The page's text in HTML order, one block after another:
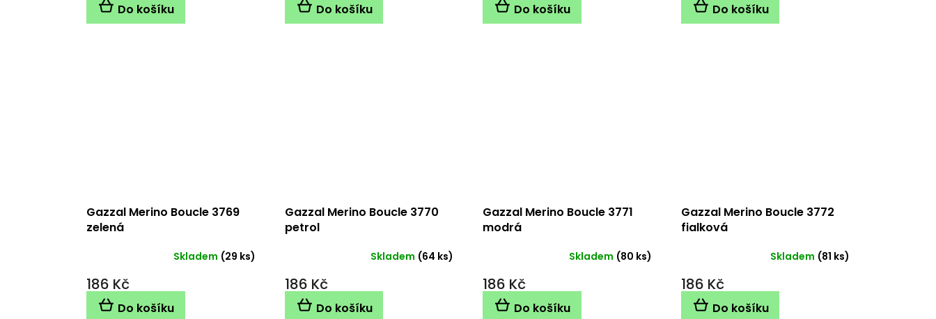
Do košíku Do košíku Do košíku Do košíku
Gazzal Merino Boucle 3769
zelená
Skladem (29 ks)
186 Kč
Do košíku
Gazzal Merino Boucle 3770
petrol
Skladem (64 ks)
186 Kč
Do košíku
Gazzal Merino Boucle 3771
modrá
Skladem (80 ks)
186 Kč
Do košíku
Gazzal Merino Boucle 3772
fialková
Skladem (81 ks)
186 Kč
Do košíku